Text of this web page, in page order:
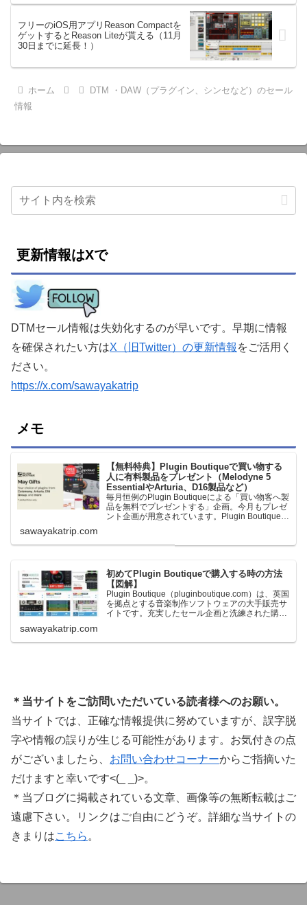
フリーのiOS用アプリReason Compactを
ゲットするとReason Liteが貰える（11月
30日までに延長！）
ホーム
DTM ・DAW（プラグイン、シンセなど）のセール
情報
更新情報はXで
DTMセール情報は失効化するのが早いです。早期に情報
を確保されたい方はX（旧Twitter）の更新情報 をご活用く
ださい。
https://x.com/sawayakatrip
メモ
【無料特典】Plugin Boutiqueで買い物する
人に有料製品をプレゼント（Melodyne 5
EssentialやArturia、D16製品など）
毎月恒例のPlugin Boutiqueによる「買い物客へ製
品を無料でプレゼントする」企画。今月もプレゼ
ント企画が用意されています。Plugin Boutiqueで
ます。＊無料配布終了予定日：日本時間：
sawayakatrip.com
初めてPlugin Boutiqueで購入する時の方法
【図解】
Plugin Boutique（pluginboutique.com）は、英国
を拠点とする音楽制作ソフトウェアの大手販売サ
イトです。充実したセール企画と洗練された購入
に知っておきたいこと価格表示に…
sawayakatrip.com
＊当サイトをご訪問いただいている読者様へのお願い。
当サイトでは、正確な情報提供に努めていますが、誤字脱
字や情報の誤りが生じる可能性があります。お気付きの点
がございましたら、 お問い合わせコーナーからご指摘いた
だけますと幸いです<(_ _)>。
＊当ブログに掲載されている文章、画像等の無断転載はご
遠慮下さい。リンクはご自由にどうぞ。詳細な当サイトの
きまりはこちら 。